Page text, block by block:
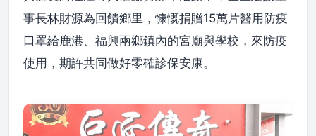
事長林財源為回饋鄉里，慷慨捐贈15萬片醫用防疫
口罩給鹿港、福興兩鄉鎮內的宮廟與學校，來防疫
使用，期許共同做好零確診保安康。